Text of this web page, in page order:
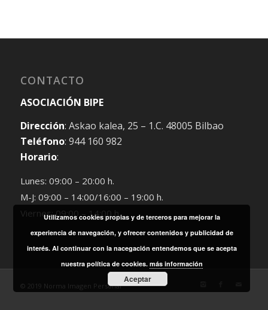
CONTACTO
ASOCIACIÓN BIPE
Dirección: Askao kalea, 25 – 1.C. 48005 Bilbao
Teléfono: 944 160 982
Horario:
Lunes: 09:00 – 20:00 h.
M-J: 09:00 – 14:00/16:00 – 19:00 h.
Viernes: 09:00 – 14:00 h.
© 2019 Norma Imagen Personal
Utilizamos cookies propias y de terceros para mejorar la
experiencia de navegación, y ofrecer contenidos y publicidad de
interés. Al continuar con la nacegación entendemos que se acepta
nuestra política de cookies. más información
Aceptar